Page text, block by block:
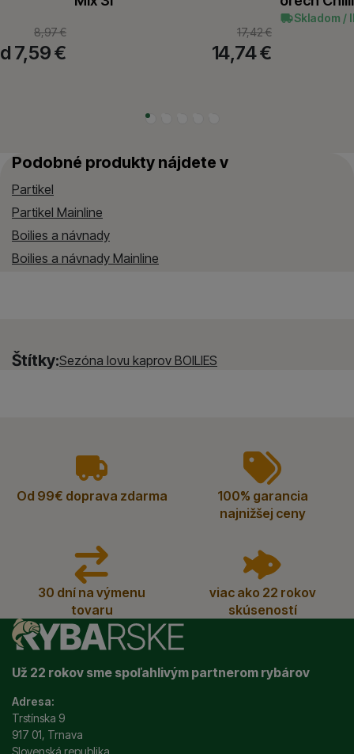
17,42€
14,74€
Skladom /
8,97€
7,59€
Podobné produkty nájdete v
Partikel
Partikel Mainline
Boilies a návnady
Boilies a návnady Mainline
Štítky:Sezóna lovu kaprov BOILIES
vyhody
Od 99€ doprava zdarma
100% garancia
najnižšej ceny
30 dní na výmenu
tovaru
viac ako 22 rokov
skúseností
Už 22 rokov sme spoľahlivým partnerom rybárov
Adresa:
Trstínska 9
917 01, Trnava
Slovenská republika